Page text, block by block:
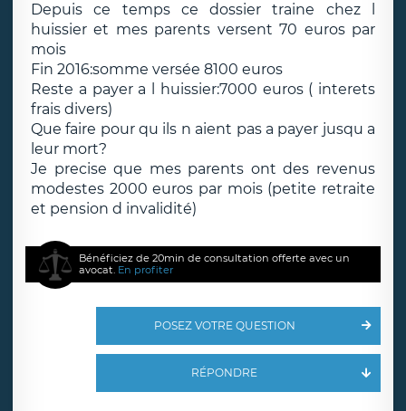
Depuis ce temps ce dossier traine chez l
huissier et mes parents versent 70 euros par
mois
Fin 2016:somme versée 8100 euros
Reste a payer a l huissier:7000 euros ( interets
frais divers)
Que faire pour qu ils n aient pas a payer jusqu a
leur mort?
Je precise que mes parents ont des revenus
modestes 2000 euros par mois (petite retraite
et pension d invalidité)
Bénéficiez de 20min de consultation offerte avec un
avocat. En profiter
POSEZ VOTRE QUESTION
RÉPONDRE